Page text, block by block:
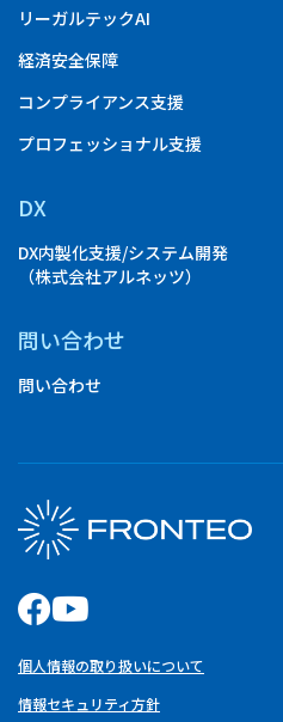
リーガルテックAI
経済安全保障
コンプライアンス支援
プロフェッショナル支援
DX
DX内製化支援/システム開発
（株式会社アルネッツ）
問い合わせ
問い合わせ
個人情報の取り扱いについて
情報セキュリティ方針